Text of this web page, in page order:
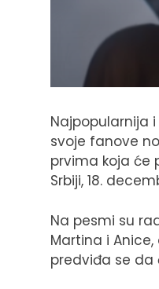
Najpopularnija
svoje fanove
prvima koja će
Srbiji, 18.
Na pesmi su
Martina i Anice,
predviđa se